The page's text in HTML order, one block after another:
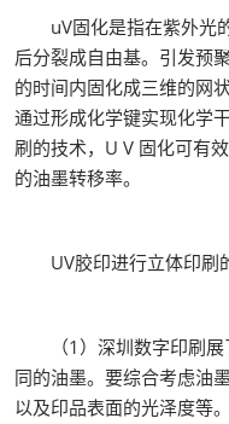
uV固化是指在紫外光
后分裂成自由基。引发预
的时间内固化成三维的网
通过形成化学键实现化学
刷的技术，U V 固化可有
的油墨转移率。
UV胶印进行立体印刷
（1）深圳数字印刷展
同的油墨。要综合考虑油
以及印品表面的光泽度等